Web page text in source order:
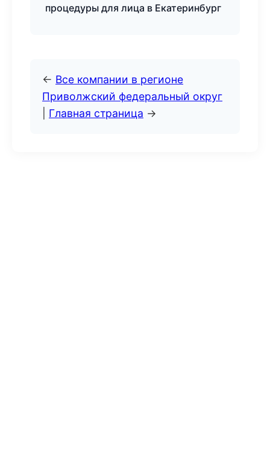
процедуры для лица в Екатеринбург
← Все компании в регионе
Приволжский федеральный округ
Главная страница →